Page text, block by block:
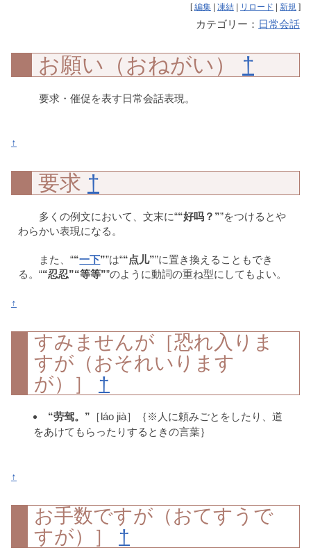
[編集 凍結 リロード 新規 ]
カテゴリー： 日常会話
お願い（おねがい） †
要求・催促を表す日常会話表現。
↑
要求 †
多くの例文において、文末に““好吗？””をつけるとや
わらかい表現になる。
また、““一下””は““点儿””に置き換えることもでき
る。““忍忍”“等等””のように動詞の重ね型にしてもよい。
↑
すみませんが［恐れ入りま
すが（おそれいります
が）］ †
“劳驾。” ［láo jià］｛※人に頼みごとをしたり、道
をあけてもらったりするときの言葉｝
↑
お手数ですが（おてすうで
すが）］ †